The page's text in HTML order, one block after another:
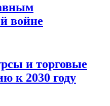
войне
и торговые
к 2030 году